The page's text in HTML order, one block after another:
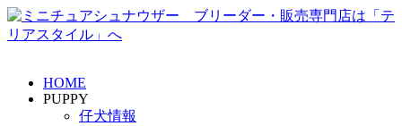
HOME
PUPPY
仔犬情報